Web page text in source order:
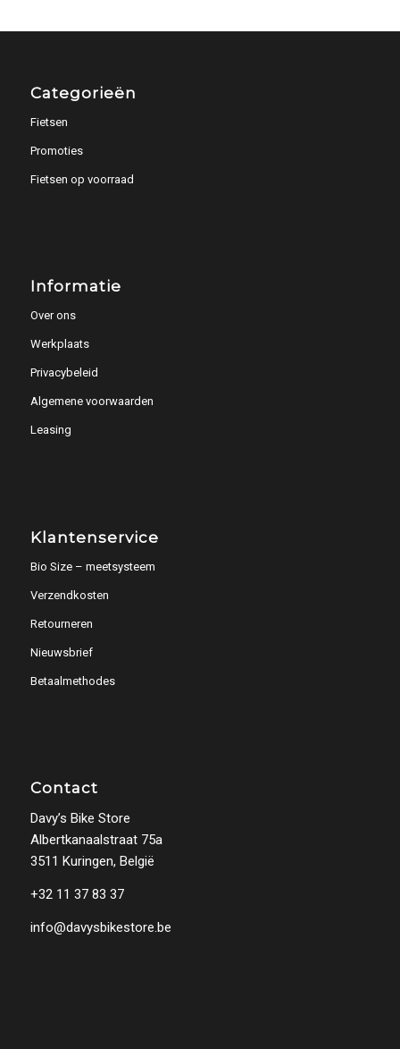
Categorieën
Fietsen
Promoties
Fietsen op voorraad
Informatie
Over ons
Werkplaats
Privacybeleid
Algemene voorwaarden
Leasing
Klantenservice
Bio Size – meetsysteem
Verzendkosten
Retourneren
Nieuwsbrief
Betaalmethodes
Contact
Davy’s Bike Store
Albertkanaalstraat 75a
3511 Kuringen, België
+32 11 37 83 37
info@davysbikestore.be